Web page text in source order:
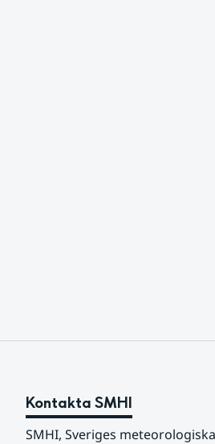
Kontakta SMHI
SMHI, Sveriges